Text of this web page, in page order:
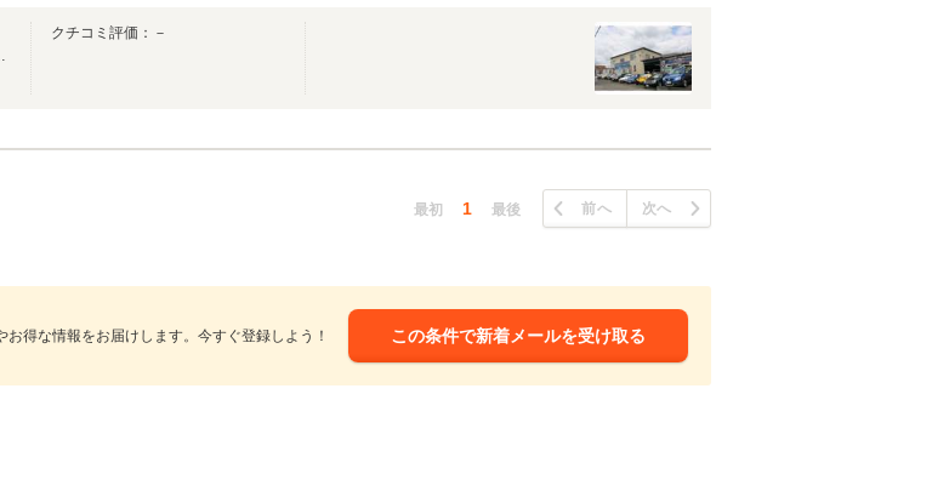
いる車屋さんです。
クチコミ評価：－
最初 1 最後 前へ 次へ
お得な情報をお届けします。今すぐ登録しよう！ この条件で新着メールを受け取る